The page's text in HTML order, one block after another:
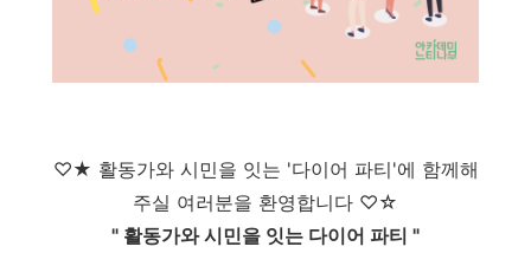
♡★ 활동가와 시민을 잇는 '다이어 파티'에 함께해
주실 여러분을 환영합니다 ♡☆
" 활동가와 시민을 잇는 다이어 파티 "